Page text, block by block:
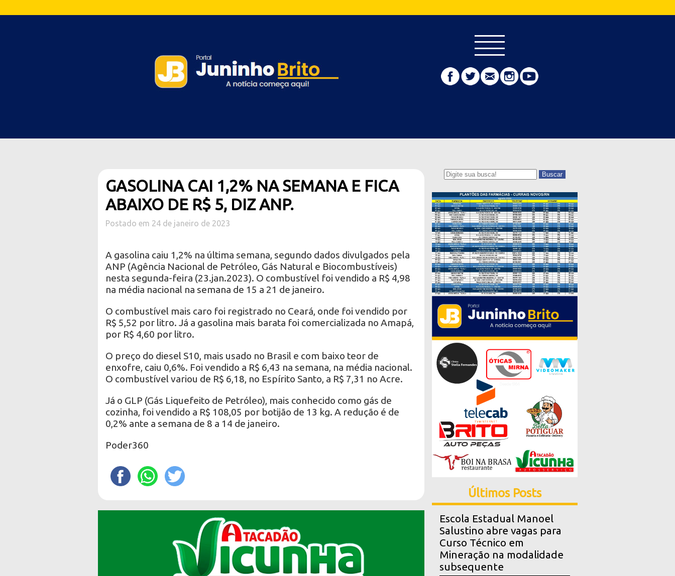
GASOLINA CAI 1,2% NA SEMANA E FICA
ABAIXO DE R$ 5, DIZ ANP.
Postado em 24 de janeiro de 2023
A gasolina caiu 1,2% na última semana, segundo dados divulgados pela
ANP (Agência Nacional de Petróleo, Gás Natural e Biocombustíveis)
nesta segunda-feira (23.jan.2023). O combustível foi vendido a R$ 4,98
na média nacional na semana de 15 a 21 de janeiro.
O combustível mais caro foi registrado no Ceará, onde foi vendido por
R$ 5,52 por litro. Já a gasolina mais barata foi comercializada no Amapá,
por R$ 4,60 por litro.
O preço do diesel S10, mais usado no Brasil e com baixo teor de
enxofre, caiu 0,6%. Foi vendido a R$ 6,43 na semana, na média nacional.
O combustível variou de R$ 6,18, no Espírito Santo, a R$ 7,31 no Acre.
Já o GLP (Gás Liquefeito de Petróleo), mais conhecido como gás de
cozinha, foi vendido a R$ 108,05 por botijão de 13 kg. A redução é de
0,2% ante a semana de 8 a 14 de janeiro.
Poder360
Buscar
Últimos Posts
Escola Estadual Manoel
Salustino abre vagas para
Curso Técnico em
Mineração na modalidade
subsequente